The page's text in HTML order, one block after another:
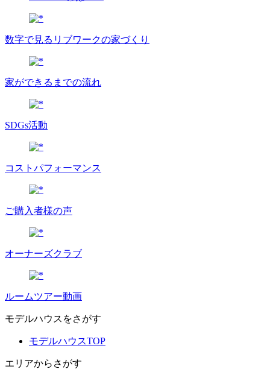
数字で⾒るリブワークの家づくり
家ができるまでの流れ
SDGs活動
コストパフォーマンス
ご購入者様の声
オーナーズクラブ
ルームツアー動画
モデルハウスをさがす
モデルハウスTOP
エリアからさがす